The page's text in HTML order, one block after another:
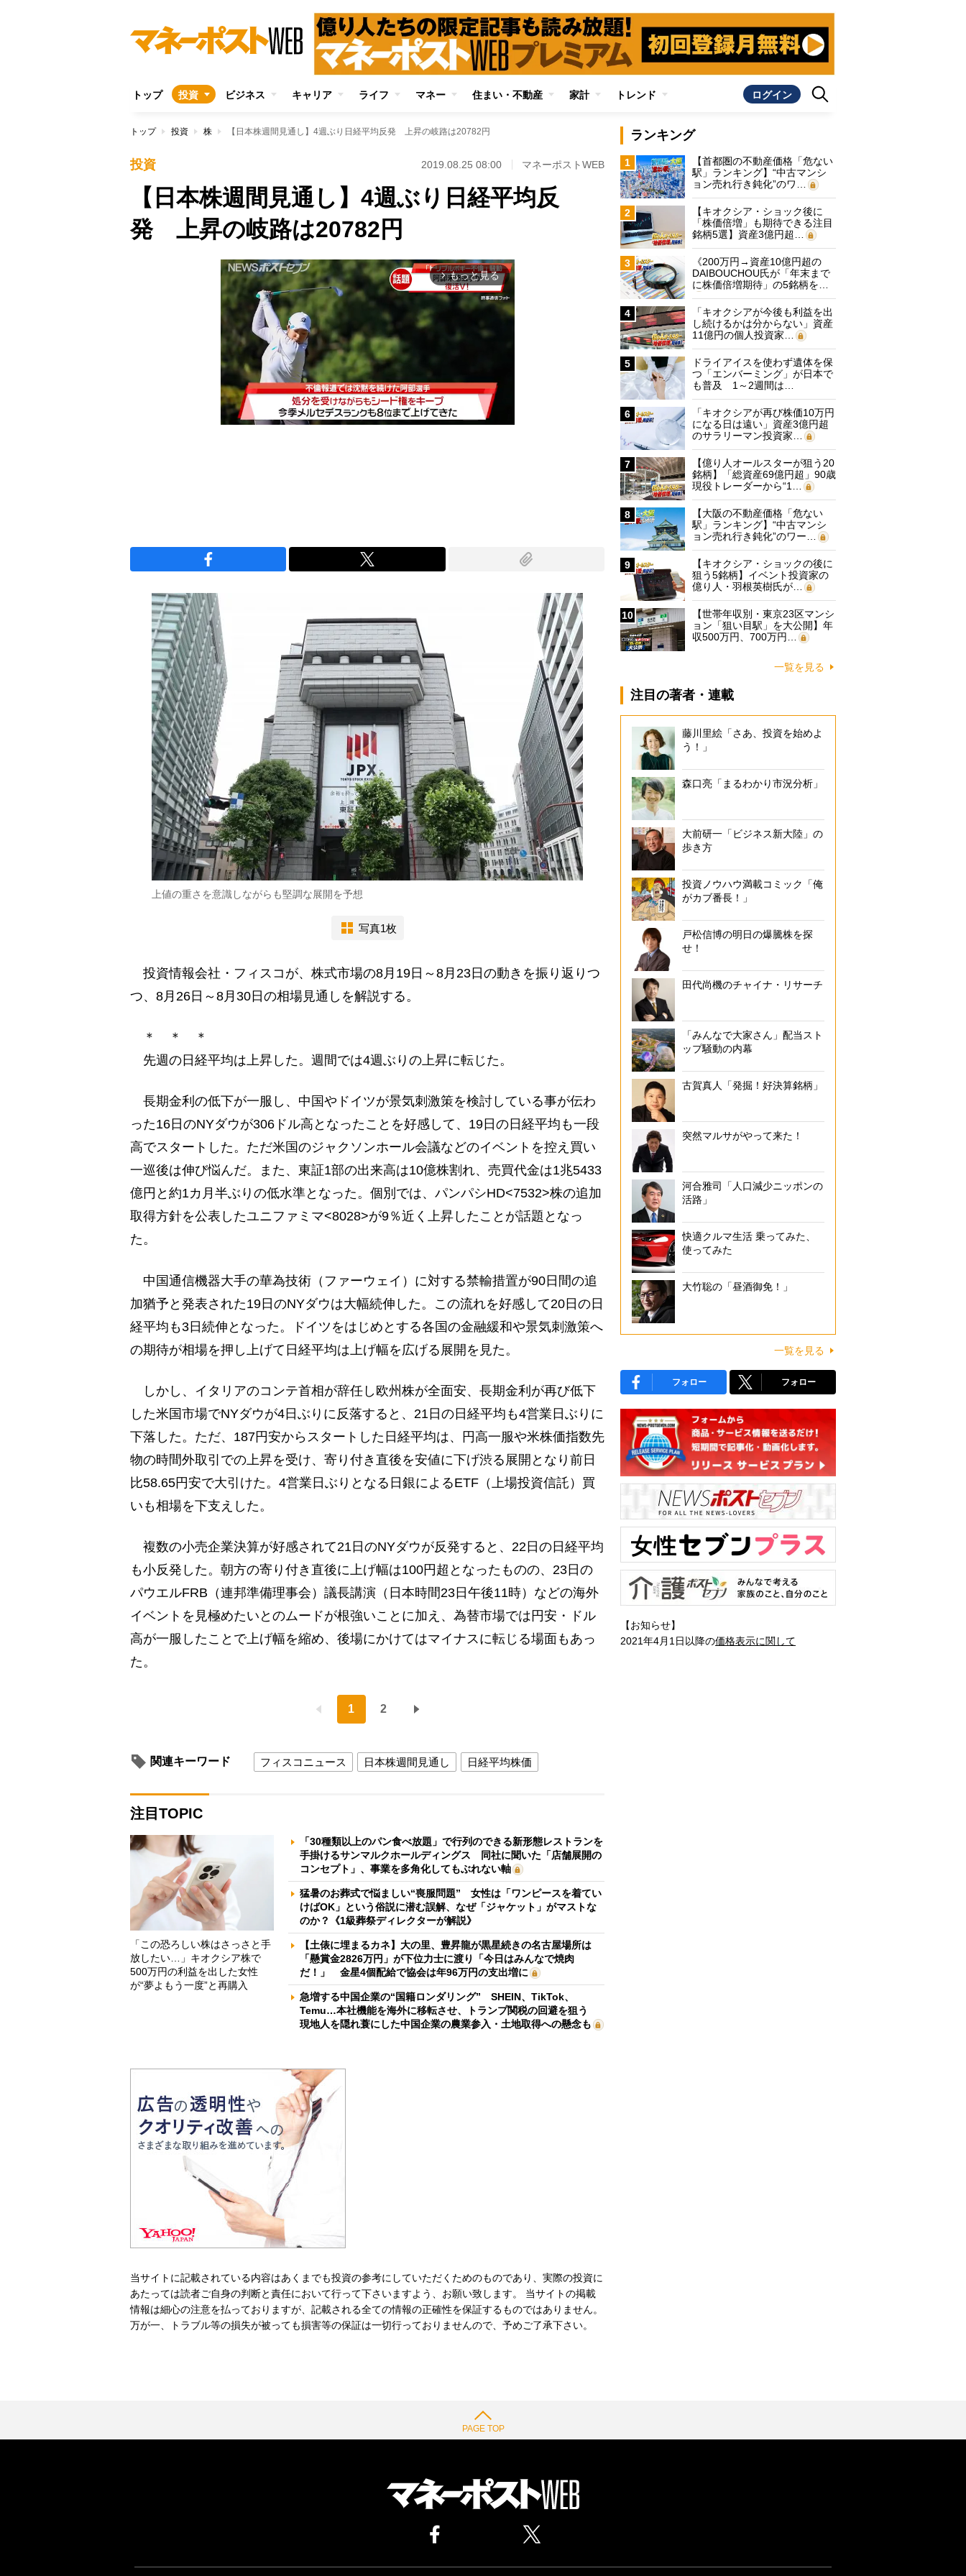
トップ 投資 ビジネス キャリア ライフ マネー 住まい・不動産 家計 トレンド ログイン
トップ 投資 株 【日本株週間見通し】4週ぶり日経平均反発 上昇の岐路は20782円
投資 2019.08.25 08:00 マネーポストWEB
【日本株週間見通し】4週ぶり日経平均反
発 上昇の岐路は20782円
arrow_forward_ios もっと見る
上値の重さを意識しながらも堅調な展開を予想
写真1枚
投資情報会社・フィスコが、株式市場の8月19日～8月23日の動きを振り返りつ
つ、8月26日～8月30日の相場見通しを解説する。
＊ ＊ ＊
先週の日経平均は上昇した。週間では4週ぶりの上昇に転じた。
長期金利の低下が一服し、中国やドイツが景気刺激策を検討している事が伝わ
った16日のNYダウが306ドル高となったことを好感して、19日の日経平均も一段
高でスタートした。ただ米国のジャクソンホール会議などのイベントを控え買い
一巡後は伸び悩んだ。また、東証1部の出来高は10億株割れ、売買代金は1兆5433
億円と約1カ月半ぶりの低水準となった。個別では、パンパシHD<7532>株の追加
取得方針を公表したユニファミマ<8028>が9％近く上昇したことが話題となっ
た。
中国通信機器大手の華為技術（ファーウェイ）に対する禁輸措置が90日間の追
加猶予と発表された19日のNYダウは大幅続伸した。この流れを好感して20日の日
経平均も3日続伸となった。ドイツをはじめとする各国の金融緩和や景気刺激策へ
の期待が相場を押し上げて日経平均は上げ幅を広げる展開を見た。
しかし、イタリアのコンテ首相が辞任し欧州株が全面安、長期金利が再び低下
した米国市場でNYダウが4日ぶりに反落すると、21日の日経平均も4営業日ぶりに
下落した。ただ、187円安からスタートした日経平均は、円高一服や米株価指数先
物の時間外取引での上昇を受け、寄り付き直後を安値に下げ渋る展開となり前日
比58.65円安で大引けた。4営業日ぶりとなる日銀によるETF（上場投資信託）買
いも相場を下支えした。
複数の小売企業決算が好感されて21日のNYダウが反発すると、22日の日経平均
も小反発した。朝方の寄り付き直後に上げ幅は100円超となったものの、23日の
パウエルFRB（連邦準備理事会）議長講演（日本時間23日午後11時）などの海外
イベントを見極めたいとのムードが根強いことに加え、為替市場では円安・ドル
高が一服したことで上げ幅を縮め、後場にかけてはマイナスに転じる場面もあっ
た。
1 2
関連キーワード フィスコニュース 日本株週間見通し 日経平均株価
注目TOPIC
「この恐ろしい株はさっさと手
放したい…」キオクシア株で
500万円の利益を出した女性
が“夢よもう一度”と再購入
「30種類以上のパン食べ放題」で行列のできる新形態レストランを
手掛けるサンマルクホールディングス 同社に聞いた「店舗展開の
コンセプト」、事業を多角化してもぶれない軸
猛暑のお葬式で悩ましい“喪服問題” 女性は「ワンピースを着てい
けばOK」という俗説に潜む誤解、なぜ「ジャケット」がマストな
のか？《1級葬祭ディレクターが解説》
【土俵に埋まるカネ】大の里、豊昇龍が黒星続きの名古屋場所は
「懸賞金2826万円」が下位力士に渡り「今日はみんなで焼肉
だ！」 金星4個配給で協会は年96万円の支出増に
急増する中国企業の“国籍ロンダリング” SHEIN、TikTok、
Temu…本社機能を海外に移転させ、トランプ関税の回避を狙う
現地人を隠れ蓑にした中国企業の農業参入・土地取得への懸念も
当サイトに記載されている内容はあくまでも投資の参考にしていただくためのものであり、実際の投資に
あたっては読者ご自身の判断と責任において行って下さいますよう、お願い致します。 当サイトの掲載
情報は細心の注意を払っておりますが、記載される全ての情報の正確性を保証するものではありません。
万が一、トラブル等の損失が被っても損害等の保証は一切行っておりませんので、予めご了承下さい。
ランキング
1
【首都圏の不動産価格「危ない
駅」ランキング】“中古マンシ
ョン売れ行き鈍化”のワ…
2
【キオクシア・ショック後に
「株価倍増」も期待できる注目
銘柄5選】資産3億円超…
3
《200万円→資産10億円超の
DAIBOUCHOU氏が「年末まで
に株価倍増期待」の5銘柄を…
4
「キオクシアが今後も利益を出
し続けるかは分からない」資産
11億円の個人投資家…
5
ドライアイスを使わず遺体を保
つ「エンバーミング」が日本で
も普及 1～2週間は…
6
「キオクシアが再び株価10万円
になる日は遠い」資産3億円超
のサラリーマン投資家…
7
【億り人オールスターが狙う20
銘柄】「総資産69億円超」90歳
現役トレーダーから“1…
8
【大阪の不動産価格「危ない
駅」ランキング】“中古マンシ
ョン売れ行き鈍化”のワー…
9
【キオクシア・ショックの後に
狙う5銘柄】イベント投資家の
億り人・羽根英樹氏が…
10
【世帯年収別・東京23区マンシ
ョン「狙い目駅」を大公開】年
収500万円、700万円…
一覧を見る
注目の著者・連載
藤川里絵「さあ、投資を始めよ
う！」
森口亮「まるわかり市況分析」
大前研一「ビジネス新大陸」の
歩き方
投資ノウハウ満載コミック「俺
がカブ番長！」
戸松信博の明日の爆騰株を探
せ！
田代尚機のチャイナ・リサーチ
「みんなで大家さん」配当スト
ップ騒動の内幕
古賀真人「発掘！好決算銘柄」
突然マルサがやって来た！
河合雅司「人口減少ニッポンの
活路」
快適クルマ生活 乗ってみた、
使ってみた
大竹聡の「昼酒御免！」
一覧を見る
フォロー フォロー
【お知らせ】
2021年4月1日以降の価格表示に関して
PAGE TOP